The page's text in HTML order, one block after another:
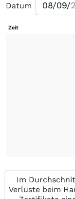
Datum
Zeit
Im
Verluste beim